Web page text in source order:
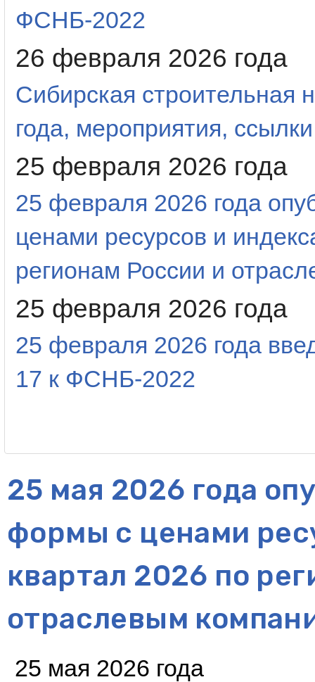
ФСНБ-2022
26 февраля 2026 года
Сибирская строительная
года, мероприятия,
25 февраля 2026 года
25 февраля 2026 года
ценами ресурсов и
регионам России и
25 февраля 2026 года
25 февраля 2026 года
17 к ФСНБ-2022
25 мая 2026 года
формы с ценами
квартал 2026 по
отраслевым
25 мая 2026 года